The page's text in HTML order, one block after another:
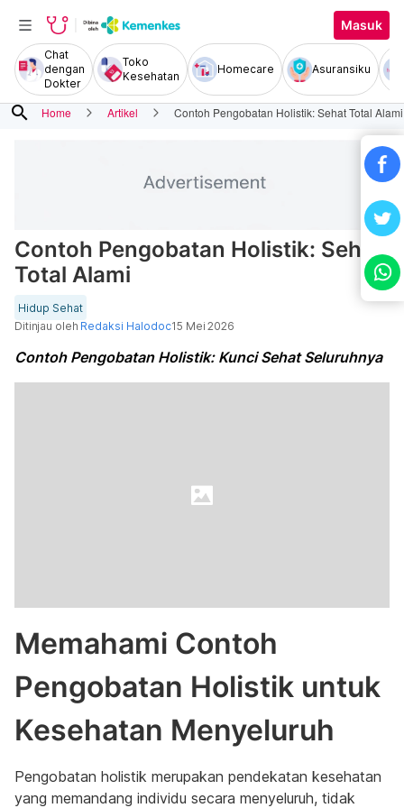
Masuk
Chat
dengan
Dokter
Toko
Kesehatan
Homecare Asuransiku
search Home Artikel Contoh Pengobatan Holistik: Sehat Total Alami
Contoh Pengobatan Holistik: Sehat
Total Alami
Hidup Sehat
Ditinjau oleh Redaksi Halodoc15 Mei 2026
Contoh Pengobatan Holistik: Kunci Sehat Seluruhnya
Memahami Contoh
Pengobatan Holistik untuk
Kesehatan Menyeluruh
Pengobatan holistik merupakan pendekatan kesehatan
yang memandang individu secara menyeluruh, tidak